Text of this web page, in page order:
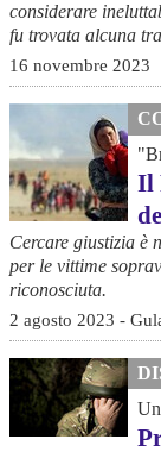
considerare
fu trovata alcuna
16 novembre 2023
Il
Cercare giustizia è
per le vittime
riconosciuta.
2 agosto 2023 -